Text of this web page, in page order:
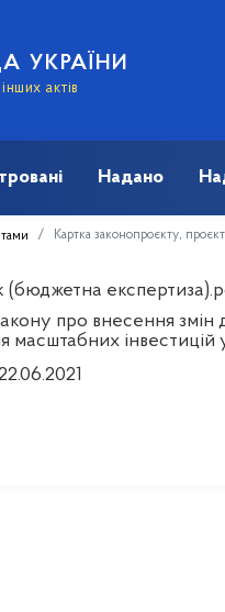
УКРАЇНИ
актів
Надано
Картка законопроєкту,
(бюджетна
про внесення змін
масштабних